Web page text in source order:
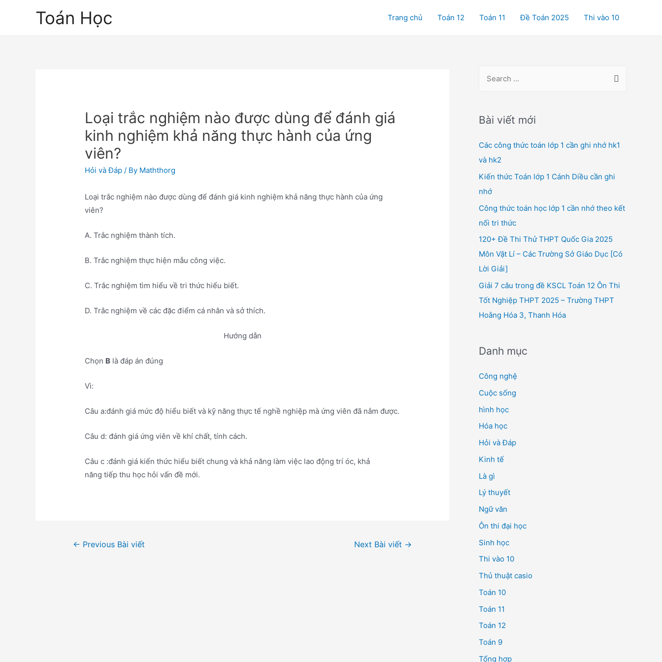
Toán Học Trang chủ Toán 12 Toán 11 Đề Toán 2025 Thi vào 10
Loại trắc nghiệm nào được dùng để đánh giá
kinh nghiệm khả năng thực hành của ứng
viên?
Hỏi và Đáp / By Maththorg
Loại trắc nghiệm nào được dùng để đánh giá kinh nghiệm khả năng thực hành của ứng
viên?
A. Trắc nghiệm thành tích.
B. Trắc nghiệm thực hiện mẫu công việc.
C. Trắc nghiệm tìm hiểu về tri thức hiểu biết.
D. Trắc nghiệm về các đặc điểm cá nhân và sở thích.
Hướng dẫn
Chọn B là đáp án đúng
Vì:
Câu a:đánh giá mức độ hiểu biết và kỹ năng thực tế nghề nghiệp mà ứng viên đã nắm được.
Câu d: đánh giá ứng viên về khí chất, tính cách.
Câu c :đánh giá kiến thức hiểu biết chung và khả năng làm việc lao động trí óc, khả
năng tiếp thu học hỏi vấn đề mới.
Điều← Previous Bài viết Next Bài viết →
r
h
f
o
r
:
Bài viết mới
Các công thức toán lớp 1 cần ghi nhớ hk1
và hk2
Kiến thức Toán lớp 1 Cánh Diều cần ghi
nhớ
Công thức toán học lớp 1 cần nhớ theo kết
nối tri thức
120+ Đề Thi Thử THPT Quốc Gia 2025
Môn Vật Lí – Các Trường Sở Giáo Dục [Có
Lời Giải]
Giải 7 câu trong đề KSCL Toán 12 Ôn Thi
Tốt Nghiệp THPT 2025 – Trường THPT
Hoằng Hóa 3, Thanh Hóa
Danh mục
Công nghệ
Cuộc sống
hình học
Hóa học
Hỏi và Đáp
Kinh tế
Là gì
Lý thuyết
Ngữ văn
Ôn thi đại học
Sinh học
Thi vào 10
Thủ thuật casio
Toán 10
Toán 11
Toán 12
Toán 9
Tổng hợp